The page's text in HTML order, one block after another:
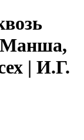
| И.Г.